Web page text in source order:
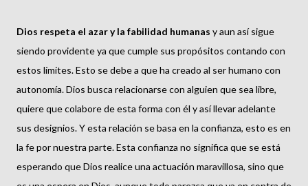
Dios respeta el azar y la fabilidad humanas y aun así sigue
siendo providente ya que cumple sus propósitos contando con
estos límites. Esto se debe a que ha creado al ser humano con
autonomía. Dios busca relacionarse con alguien que sea libre,
quiere que colabore de esta forma con él y así llevar adelante
sus designios. Y esta relación se basa en la confianza, esto es en
la fe por nuestra parte. Esta confianza no significa que se está
esperando que Dios realice una actuación maravillosa, sino que